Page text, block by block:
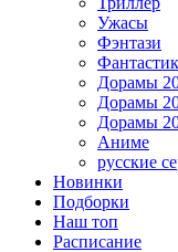
Ужасы
Фэнтази
Дорамы
Дорамы
Дорамы
Аниме
русские
Новинки
Подборки
Наш топ
Расписание